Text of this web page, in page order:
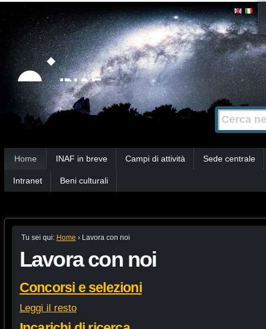
Strumenti
personali
Salta
contenuti.
|
Salta
alla
navigazione
Cerca nel
Ricerca
avanzata…
Home INAF in breve Campi di attività Sede centrale
Intranet Beni culturali
Tu sei qui: Home › Lavora con noi
Lavora con noi
Concorsi e selezioni
Leggi il resto